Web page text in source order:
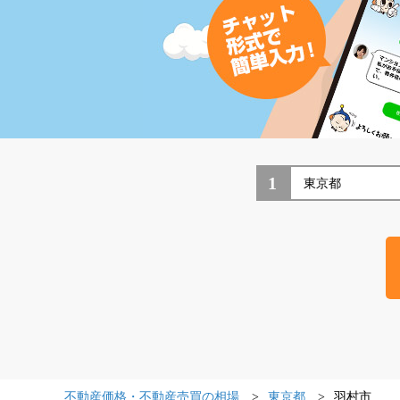
1
不動産価格・不動産売買の相場 東京都 羽村市